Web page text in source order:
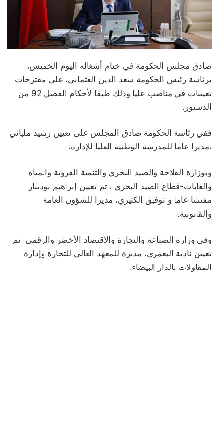
صادق مجلس الحكومة في ختام أشغاله اليوم الخميس،
برئاسة رئيس الحكومة سعد الدين العثماني، على مقترحات
تعيينات في مناصب عليا وذلك طبقا لأحكام الفصل 92 من
الدستور.
ففي رئاسة الحكومة صادق المجلس على تعيين رشيد ملياني
،مديرا عاما للمدرسة الوطنية العليا للإدارة.
وبوزارة الفلاحة والصيد البحري والتنمية القروية والمياه
والغابات-قطاع الصيد البحري ، تم تعيين إبراهيم بودينار
مفتشا عاما و توفيق الكثيري، مديرا للشؤون العامة
والقانونية.
وفي وزارة الصناعة والتجارة والاقتصاد الأخضر والرقمي ،تم
تعيين نادية البعمري، مديرة للمعهد العالي للتجارة وإدارة
المقاولات بالدار البيضاء.